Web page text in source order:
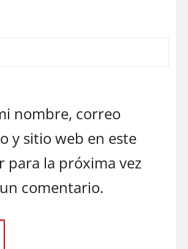
nombre, correo
y sitio web en este
para la próxima vez
comentario.